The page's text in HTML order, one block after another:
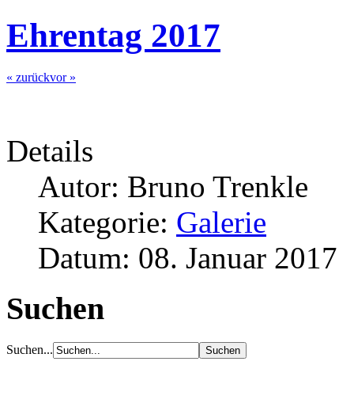
Ehrentag 2017
« zurückvor »
Details
Autor: Bruno Trenkle
Kategorie: Galerie
Datum: 08. Januar 2017
Suchen
Suchen...